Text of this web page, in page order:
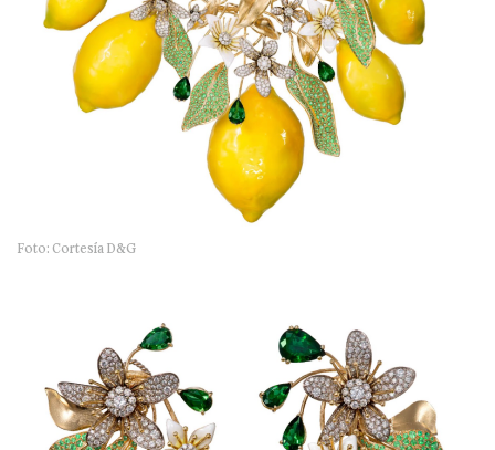
Foto: Cortesía D&G